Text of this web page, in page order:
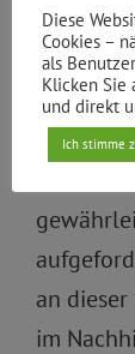
sind der
an
im
Diese
Cookies –
als
Klicken Sie
und direkt
Ich stimme